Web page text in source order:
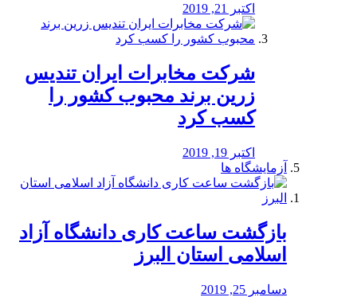
اکتبر 21, 2019
شرکت مخابرات ایران تندیس
زرین برند محبوب کشور را
کسب کرد
اکتبر 19, 2019
آزمایشگاه ها
بازگشت ساعت کاری دانشگاه آزاد
اسلامی استان البرز
دسامبر 25, 2019